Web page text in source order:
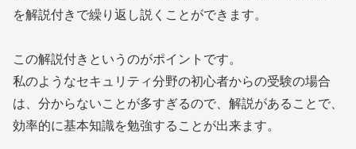
を解説付きで繰り返し説くことができます。
この解説付きというのがポイントです。
私のようなセキュリティ分野の初心者からの受験の場合
は、分からないことが多すぎるので、解説があることで、
効率的に基本知識を勉強することが出来ます。